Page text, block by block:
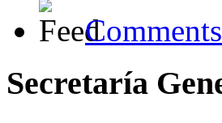
Comments
Secretaría